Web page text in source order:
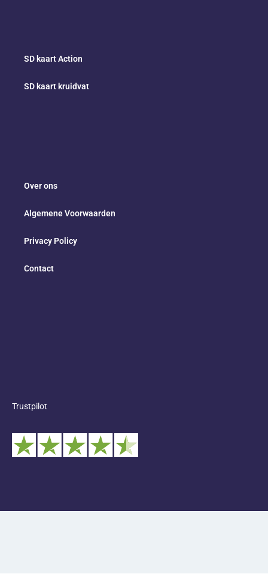
SD kaart Action
SD kaart kruidvat
Over ons
Algemene Voorwaarden
Privacy Policy
Contact
Trustpilot